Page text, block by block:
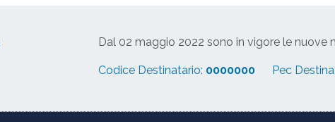
Dal 02 maggio 2022 sono in vigore le
Codice Destinatario: 0000000 Pec